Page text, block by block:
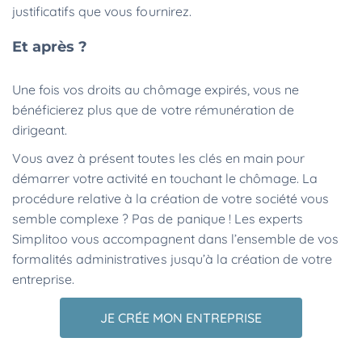
justificatifs que vous fournirez.
Et après ?
Une fois vos droits au chômage expirés, vous ne
bénéficierez plus que de votre rémunération de
dirigeant.
Vous avez à présent toutes les clés en main pour
démarrer votre activité en touchant le chômage. La
procédure relative à la création de votre société vous
semble complexe ? Pas de panique ! Les experts
Simplitoo vous accompagnent dans l’ensemble de vos
formalités administratives jusqu’à la création de votre
entreprise.
JE CRÉE MON ENTREPRISE